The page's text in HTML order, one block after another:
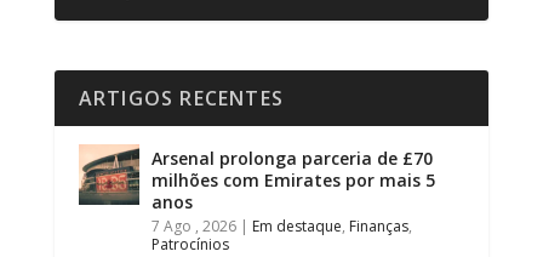
ARTIGOS RECENTES
Arsenal prolonga parceria de £70
milhões com Emirates por mais 5
anos
7 Ago , 2026| Em destaque, Finanças,
Patrocínios